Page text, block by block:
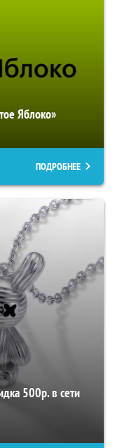
Яблоко»
ПОДРОБНЕЕ
500р. в сети